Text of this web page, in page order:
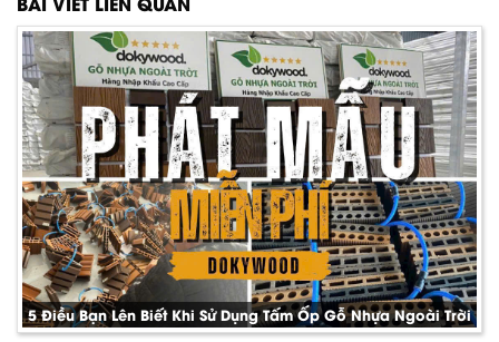
5 Điều Bạn Lên Biết Khi Sử Dụng Tấm Ốp Gỗ Nhựa Ngoài Trời